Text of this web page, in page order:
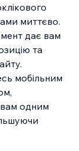
миттєво.
дає вам
та
мобільним
одним